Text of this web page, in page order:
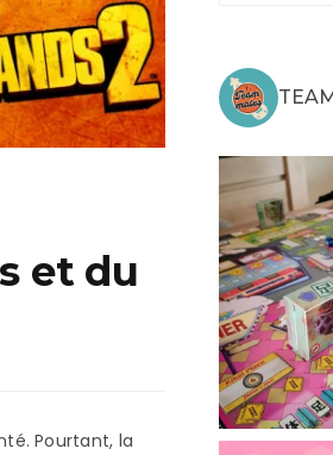
Switch
XBox One
XBox Series X|S
et du
Pourtant, la